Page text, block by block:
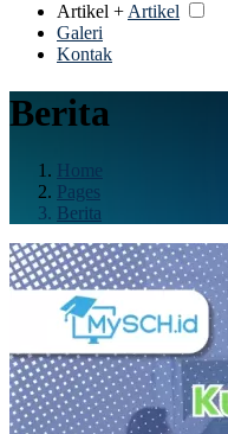
Artikel +Artikel
Galeri
Kontak
Berita
Home
Pages
Berita